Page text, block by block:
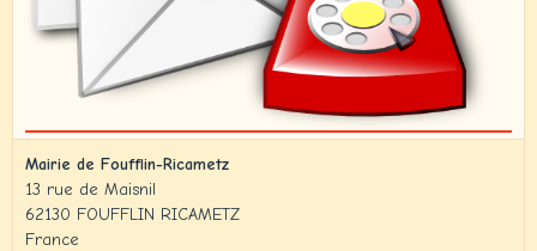
Mairie de Foufflin-Ricametz
13 rue de Maisnil
62130 FOUFFLIN RICAMETZ
France